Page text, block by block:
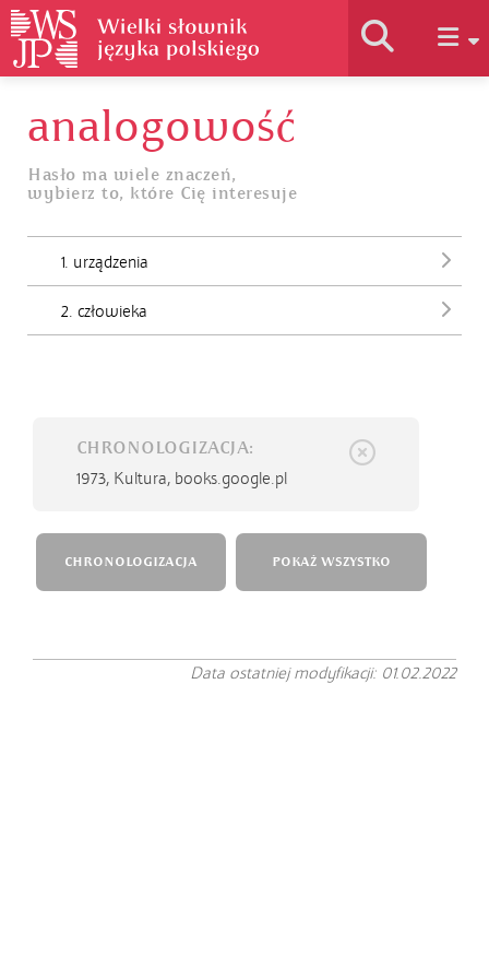
Historia słownika
Jak korzystać
analogowość
Hasło ma wiele znaczeń,
wybierz to, które Cię interesuje
1. urządzenia
2. człowieka
CHRONOLOGIZACJA:
1973, Kultura, books.google.pl
CHRONOLOGIZACJA POKAŻ WSZYSTKO
Data ostatniej modyfikacji: 01.02.2022